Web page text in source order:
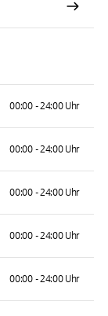
00:00 - 24:00 Uhr
00:00 - 24:00 Uhr
00:00 - 24:00 Uhr
00:00 - 24:00 Uhr
00:00 - 24:00 Uhr